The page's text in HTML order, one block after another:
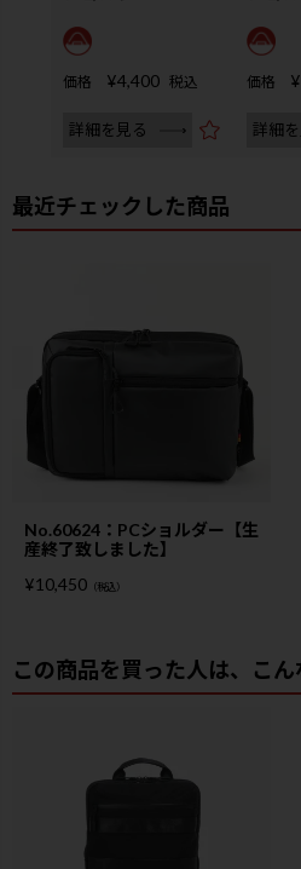
価格 ¥4,400 税込
詳細を見る
価格 ¥
詳細
最近チェックした商品
No.60624：PCショルダー【生
産終了致しました】
¥10,450 （税込）
この商品を買った人は、こ